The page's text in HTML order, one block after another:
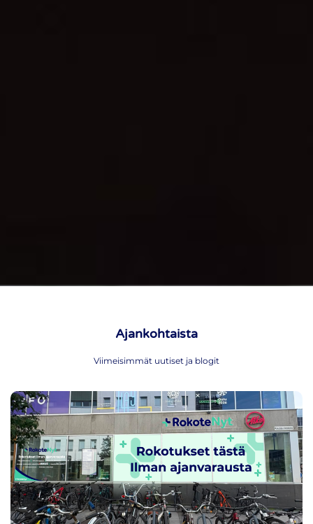
Ajankohtaista
Viimeisimmät uutiset ja blogit